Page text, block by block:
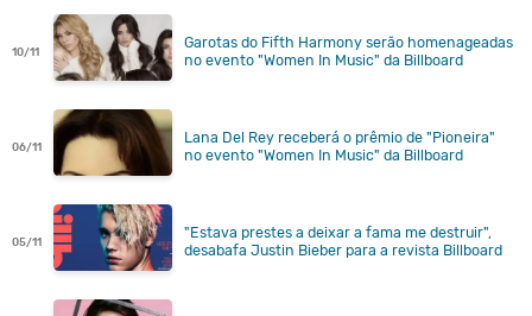
10/11
Garotas do Fifth Harmony serão homenageadas
no evento "Women In Music" da Billboard
06/11
Lana Del Rey receberá o prêmio de "Pioneira"
no evento "Women In Music" da Billboard
05/11
"Estava prestes a deixar a fama me destruir",
desabafa Justin Bieber para a revista Billboard